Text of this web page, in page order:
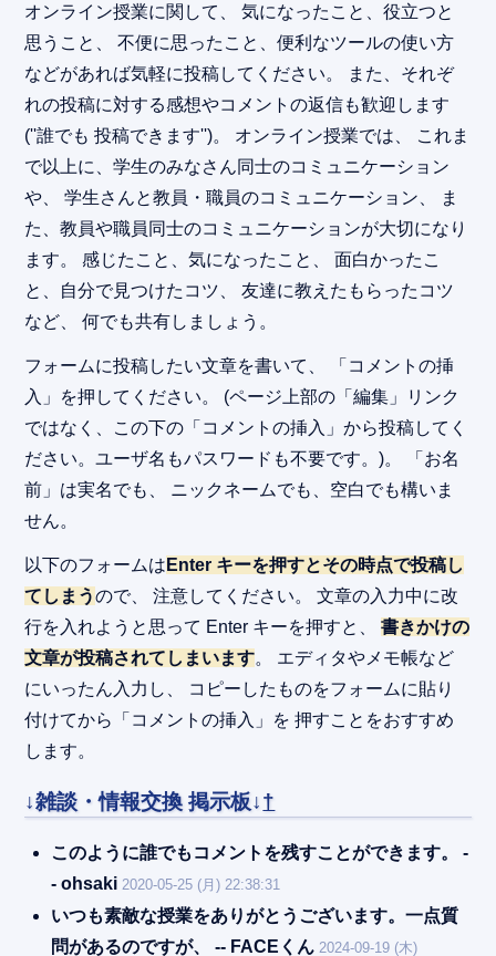
オンライン授業に関して、 気になったこと、役立つと
思うこと、 不便に思ったこと、便利なツールの使い方
などがあれば気軽に投稿してください。 また、それぞ
れの投稿に対する感想やコメントの返信も歓迎します
(''誰でも 投稿できます'')。 オンライン授業では、 これま
で以上に、学生のみなさん同士のコミュニケーション
や、 学生さんと教員・職員のコミュニケーション、 ま
た、教員や職員同士のコミュニケーションが大切になり
ます。 感じたこと、気になったこと、 面白かったこ
と、自分で見つけたコツ、 友達に教えたもらったコツ
など、 何でも共有しましょう。
フォームに投稿したい文章を書いて、 「コメントの挿
入」を押してください。 (ページ上部の「編集」リンク
ではなく、この下の「コメントの挿入」から投稿してく
ださい。ユーザ名もパスワードも不要です。)。 「お名
前」は実名でも、 ニックネームでも、空白でも構いま
せん。
以下のフォームは Enter キーを押すとその時点で投稿し
てしまうので、 注意してください。 文章の入力中に改
行を入れようと思って Enter キーを押すと、書きかけの
文章が投稿されてしまいます。 エディタやメモ帳など
にいったん入力し、 コピーしたものをフォームに貼り
付けてから「コメントの挿入」を 押すことをおすすめ
します。
↓雑談・情報交換 掲示板↓†
このように誰でもコメントを残すことができます。 -
- ohsaki 2020-05-25 (月) 22:38:31
いつも素敵な授業をありがとうございます。一点質
問があるのですが、 -- FACEくん 2024-09-19 (木)